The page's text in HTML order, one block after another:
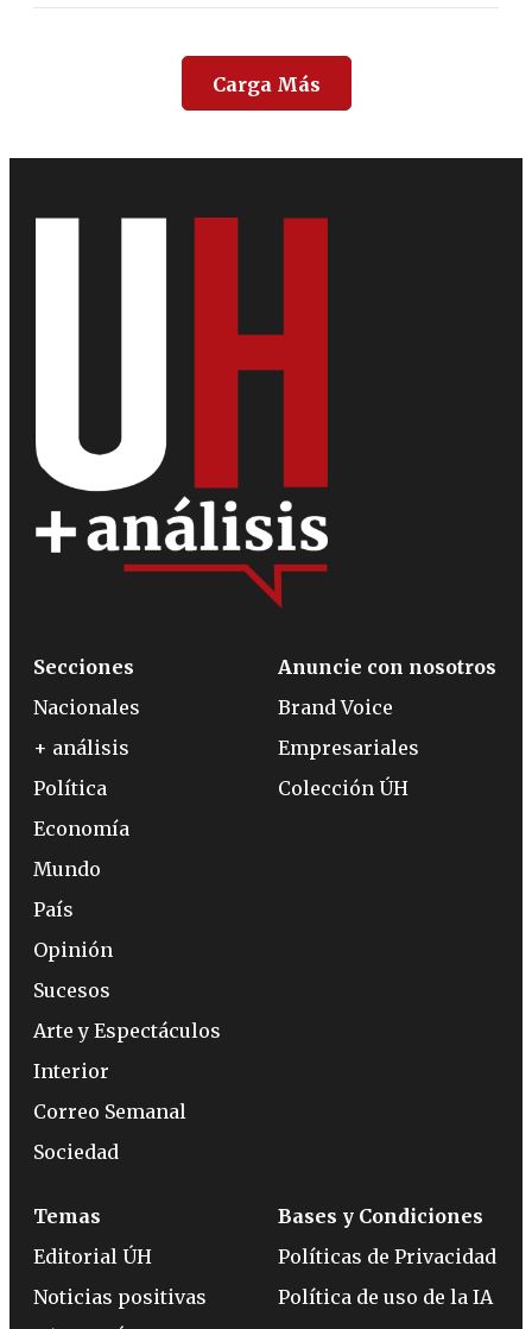
Carga Más
Secciones
Nacionales
+ análisis
Política
Economía
Mundo
País
Opinión
Sucesos
Arte y Espectáculos
Interior
Correo Semanal
Sociedad
Anuncie con nosotros
Brand Voice
Empresariales
Colección ÚH
Temas
Editorial ÚH
Noticias positivas
Bases y Condiciones
Políticas de Privacidad
Política de uso de la IA